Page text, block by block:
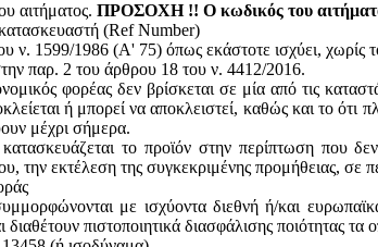
αιτήματος. ΠΡΟΣΟΧΗ !! Ο κωδικός του
(Ref Number)
1599/1986 (Α' 75) όπως εκάστοτε ισχύει, χωρίς
παρ. 2 του άρθρου 18 του ν. 4412/2016.
φορέας δεν βρίσκεται σε μία από τις
ή μπορεί να αποκλειστεί, καθώς και το
μέχρι σήμερα.
το προϊόν στην περίπτωση που
την εκτέλεση της συγκεκριμένης προμήθειας,
με ισχύοντα διεθνή ή/και
πιστοποιητικά διασφάλισης ποιότητας τα